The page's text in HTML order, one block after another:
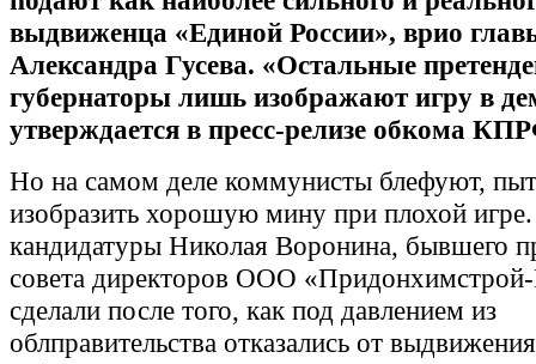
выдвиженца «Единой России», врио
Александра Гусева. «Остальные
губернаторы лишь изображают игру в
утверждается в пресс-релизе обкома
Но на самом деле коммунисты блефуют,
изобразить хорошую мину при плохой
кандидатуры Николая Воронина, бывшего
совета директоров ООО
сделали после того, как под давлением из
облправительства отказались от